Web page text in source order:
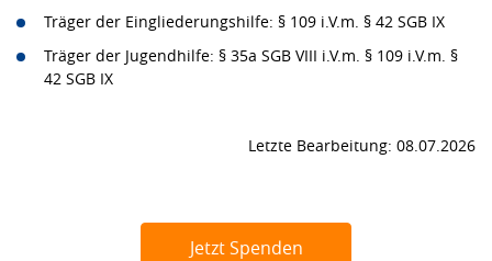
Träger der Eingliederungshilfe: § 109 i.V.m. § 42 SGB IX
Träger der Jugendhilfe: § 35a SGB VIII i.V.m. § 109 i.V.m. §
42 SGB IX
Letzte Bearbeitung: 08.07.2026
Jetzt Spenden